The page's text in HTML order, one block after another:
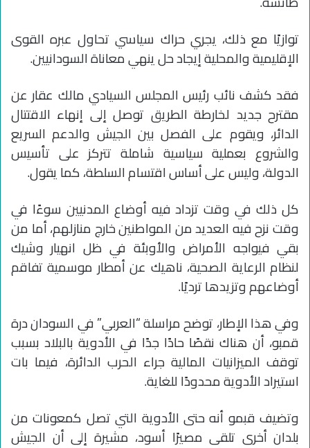
توازيًا مع ذلك، يجري حراك سياسي تحاول عبره القوى
الإقليمية والمحلية إيجاد حل ينهي معاناة السودانيين.
فقد كشف نائب رئيس المجلس السيادي مالك عقار عن
مقترح جديد لخارطة الطريق توصل إلى إنهاء الاقتتال
الدائر، ويقوم على الفصل بين الجيش والدعم السريع
والشروع بعملية سياسية شاملة تتركز على تأسيس
الدولة، وليس على أساس اقتسام السلطة، كما يقول.
كل ذلك في وقت تزداد فيه أوضاع المدنيين سوءًا في
وقت نزح فيه العديد من المواطنين خارج منازلهم، أما من
بقي فيواجه الأمراض والأوبئة في ظل انهيار وشيك
لنظام الرعاية الصحية، ناهيك عن أمطار موسمية تفاقم
أوضاعهم وتزيدها ترديًا.
وفي هذا الإطار، توضح مراسلة “العربي” في السودان درة
قمبو، أن هناك نقصًا حادًا جدًا في الأدوية بالبلاد بسبب
توقف الميزانيات المالية جراء الحرب الدائرة، فيما بات
استيراد الأدوية محدودًا للغاية.
وتضيف قبمو أنه حتى الأدوية التي تصل كمعونات من
بلدان أخرى تلقى مصيرًا أسود، مشيرة إلى أن الجيش